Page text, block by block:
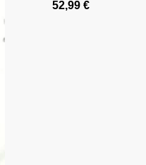
52,99 €